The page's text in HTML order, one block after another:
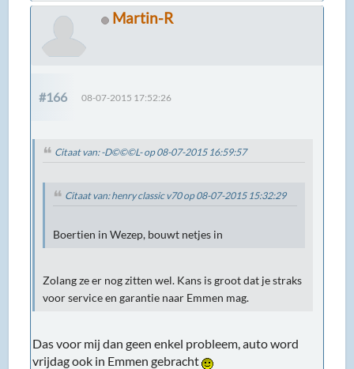
Martin-R
#166 08-07-2015 17:52:26
Citaat van: -D©©©L- op 08-07-2015 16:59:57
Citaat van: henry classic v70 op 08-07-2015 15:32:29
Boertien in Wezep, bouwt netjes in
Zolang ze er nog zitten wel. Kans is groot dat je straks
voor service en garantie naar Emmen mag.
Das voor mij dan geen enkel probleem, auto word
vrijdag ook in Emmen gebracht